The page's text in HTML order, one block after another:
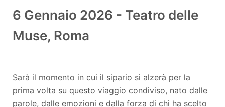
6 Gennaio 2026 - Teatro delle
Muse, Roma
Sarà il momento in cui il sipario si alzerà per la
prima volta su questo viaggio condiviso, nato dalle
parole, dalle emozioni e dalla forza di chi ha scelto